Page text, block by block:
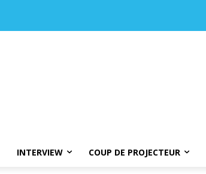
INTERVIEW COUP DE PROJECTEUR